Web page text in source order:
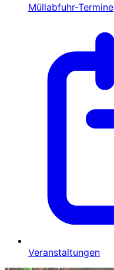
Müllabfuhr-Termine
Veranstaltungen